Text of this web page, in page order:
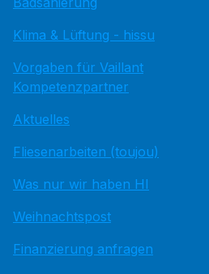
Klima & Lüftung - hissu
Vorgaben für Vaillant
Kompetenzpartner
Aktuelles
Fliesenarbeiten (toujou)
Was nur wir haben HI
Weihnachtspost
Finanzierung anfragen